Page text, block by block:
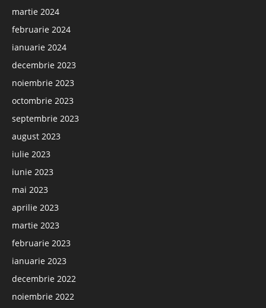
martie 2024
februarie 2024
ianuarie 2024
decembrie 2023
noiembrie 2023
octombrie 2023
septembrie 2023
august 2023
iulie 2023
iunie 2023
mai 2023
aprilie 2023
martie 2023
februarie 2023
ianuarie 2023
decembrie 2022
noiembrie 2022